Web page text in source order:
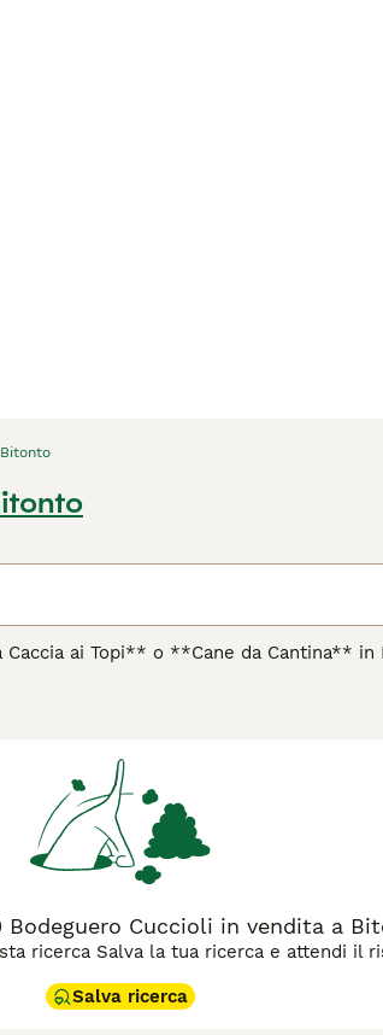
Bitonto
ai Topi** o **Cane da Cantina** in
tra 6 e 9 kg, il Bodeguero presenta
sua indipendenza. Non è consigliato ai
sono essenziali per evitare
necessarie. In sintesi, il **Bodeguero
deciso.
Cuccioli in vendita a
ricerca Salva la tua ricerca e attendi il
Salva ricerca